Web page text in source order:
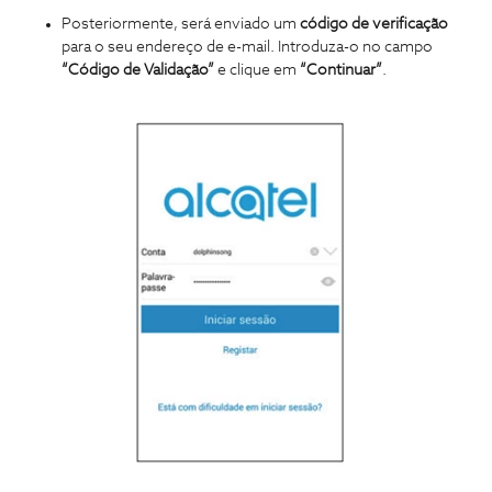
Posteriormente, será enviado um código de verificação
para o seu endereço de e-mail. Introduza-o no campo
“Código de Validação” e clique em “Continuar”.